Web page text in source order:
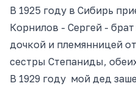
В 1925 году в Сибирь
Корнилов - Сергей -
дочкой и племянницей
сестры Степаниды,
В 1929 году мой дед